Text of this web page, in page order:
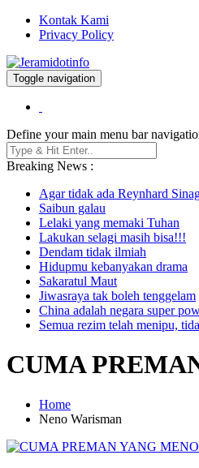
Kontak Kami
Privacy Policy
Jeramidotinfo
Berita dan Informasi Terkini
Toggle navigation
Define your main menu bar
Breaking News :
Agar tidak ada Reynhard
Saibun galau
Lelaki yang memaki Tuhan
Lakukan selagi masih bisa!!!
Dendam tidak ilmiah
Hidupmu kebanyakan drama
Sakaratul Maut
Jiwasraya tak boleh tenggelam
China adalah negara super
Semua rezim telah menipu,
CUMA
Home
Neno Warisman